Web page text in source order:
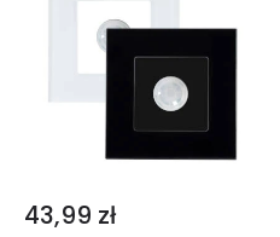
43,99 zł